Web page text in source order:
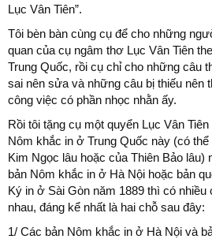
Lục Vân Tiên”.
Tôi bèn bàn cùng cụ để cho những
quan của cụ ngâm thơ Lục Vân Tiên
Trung Quốc, rồi cụ chỉ cho những câu
sai nên sửa và những câu bị thiếu nên
công việc có phần nhọc nhằn ấy.
Rồi tôi tặng cụ một quyển Lục Vân
Nôm khắc in ở Trung Quốc này (có
Kim Ngọc lâu hoặc của Thiên Bảo lâu)
bản Nôm khắc in ở Hà Nội hoặc bản
Ký in ở Sài Gòn năm 1889 thì có nhiều
nhau, đáng kể nhất là hai chỗ sau đây:
1/ Các bản Nôm khắc in ở Hà Nội và